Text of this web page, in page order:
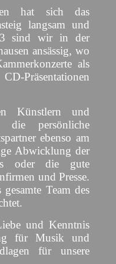
hat sich das
langsam und
sind wir in der
ansässig, wo
als
Präsentationen
Künstlern und
die persönliche
ebenso am
Abwicklung der
oder die gute
und Presse.
Team des
und Kenntnis
für Musik und
für unsere